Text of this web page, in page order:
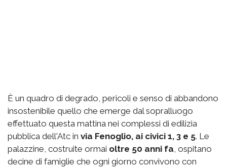
È un quadro di degrado, pericoli e senso di abbandono
insostenibile quello che emerge dal sopralluogo
effettuato questa mattina nei complessi di edilizia
pubblica dell'Atc in via Fenoglio, ai civici 1, 3 e 5. Le
palazzine, costruite ormai oltre 50 anni fa , ospitano
decine di famiglie che ogni giorno convivono con